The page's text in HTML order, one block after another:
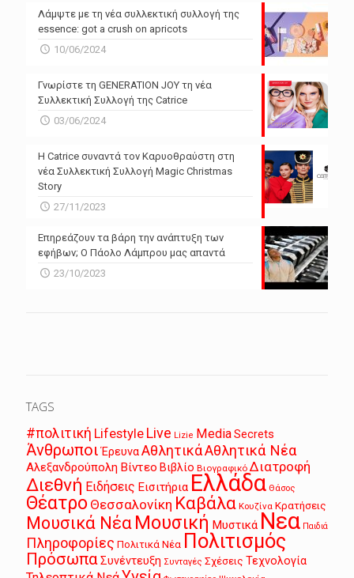
Λάμψτε με τη νέα συλλεκτική συλλογή της
essence: got a crush on apricots
10/06/2024
Γνωρίστε τη GENERATION JOY τη νέα
Συλλεκτική Συλλογή της Catrice
03/06/2024
Η Catrice συναντά τον Καρυοθραύστη στη
νέα Συλλεκτική Συλλογή Magic Christmas
Story
27/11/2023
Επηρεάζουν τα βάρη την ανάπτυξη των
εφήβων; Ο Πάολο Λάμπρου μας απαντά
23/10/2023
TAGS
#πολιτική Lifestyle Live Lizie MediaSecrets
Άνθρωποι ΈρευναΑθλητικάΑθλητικά Νέα
Αλεξανδρούπολη Βίντεο Βιβλίο Βιογραφικό Διατροφή
Διεθνή Ειδήσεις Εισιτήρια Ελλάδα Θάσος
Θέατρο Θεσσαλονίκη Καβάλα Κουζίνα Κρατήσεις
Μουσικά Νέα Μουσική Μυστικά Νεα Παιδιά
Πληροφορίες Πολιτικά Νέα Πολιτισμός
ΠρόσωπαΣυνέντευξη Συνταγές Σχέσεις Τεχνολογία